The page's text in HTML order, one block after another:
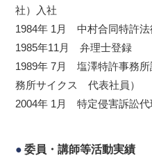
社）入社
1984年 1月 中村合同特許法
1985年11月 弁理士登録
1989年 7月 塩澤特許事務
務所サイクス 代表社員）
2004年 1月 特定侵害訴訟代
委員・講師等活動実績